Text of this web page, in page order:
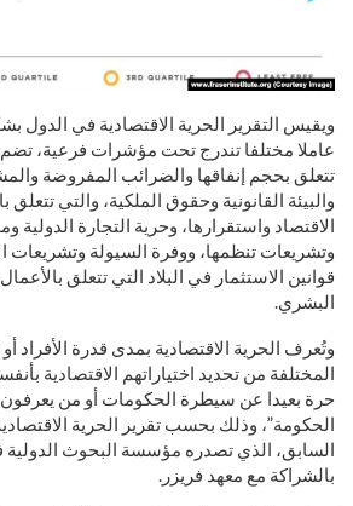
عاملا مختلفا تندرج تحت مؤشرات فرعية،
تتعلق بحجم إنفاقها والضرائب المفروضة
والبيئة القانونية وحقوق الملكية، والتي تتعلق
الاقتصاد واستقرارها، وحرية التجارة
وتشريعات تنظمها، ووفرة السيولة وتشريعات
قوانين الاستثمار في البلاد التي تتعلق
البشري.
وتُعرف الحرية الاقتصادية بمدى قدرة الأفراد
المختلفة من تحديد اختياراتهم الاقتصادية
حرة بعيدا عن سيطرة الحكومات أو من
الحكومة”، وذلك بحسب تقرير الحرية
السابق، الذي تصدره مؤسسة البحوث
بالشراكة مع معهد فريزر.